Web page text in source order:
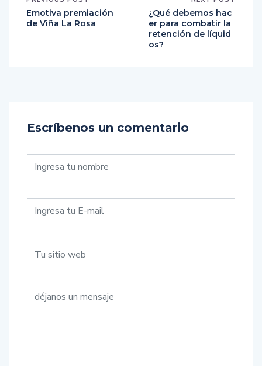
Emotiva premiación
de Viña La Rosa
¿Qué debemos hac
er para combatir la
retención de líquid
os?
Escríbenos un comentario